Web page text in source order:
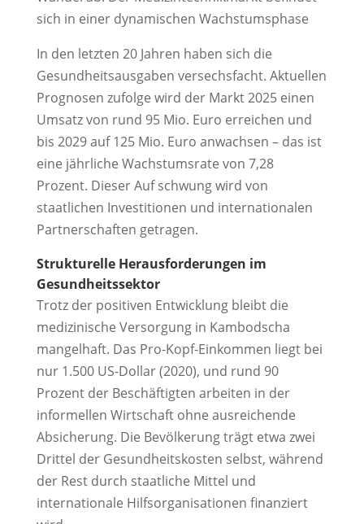
sich in einer dynamischen Wachstumsphase
In den letzten 20 Jahren haben sich die
Gesundheitsausgaben versechsfacht. Aktuellen
Prognosen zufolge wird der Markt 2025 einen
Umsatz von rund 95 Mio. Euro erreichen und
bis 2029 auf 125 Mio. Euro anwachsen – das ist
eine jährliche Wachstumsrate von 7,28
Prozent. Dieser Auf schwung wird von
staatlichen Investitionen und internationalen
Partnerschaften getragen.
Strukturelle Herausforderungen im
Gesundheitssektor
Trotz der positiven Entwicklung bleibt die
medizinische Versorgung in Kambodscha
mangelhaft. Das Pro-Kopf-Einkommen liegt bei
nur 1.500 US-Dollar (2020), und rund 90
Prozent der Beschäftigten arbeiten in der
informellen Wirtschaft ohne ausreichende
Absicherung. Die Bevölkerung trägt etwa zwei
Drittel der Gesundheitskosten selbst, während
der Rest durch staatliche Mittel und
internationale Hilfsorganisationen finanziert